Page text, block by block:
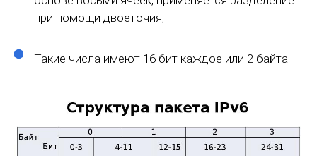
при помощи двоеточия;
Такие числа имеют 16 бит каждое или 2 байта.